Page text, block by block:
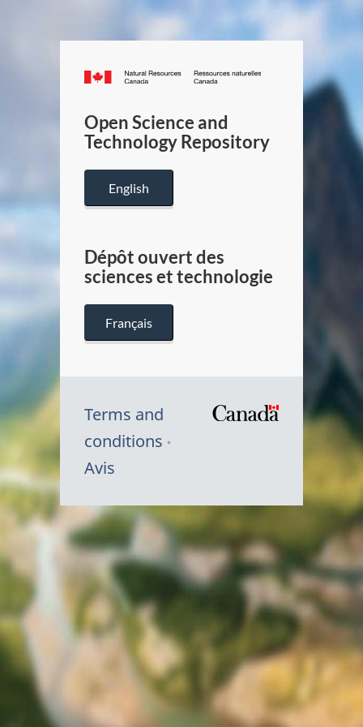
Canada.ca
/
Canada
Open Science and
Technology Repository
English
Dépôt ouvert des
sciences et technologie
Français
Terms and
conditions
Avis
Canada